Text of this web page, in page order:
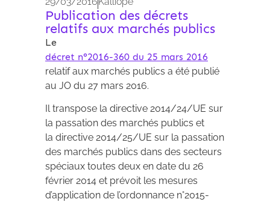
Publication des décrets
relatifs aux marchés publics
Le
décret n°2016-360 du 25 mars 2016
relatif aux marchés publics a été publié
au JO du 27 mars 2016.
Il transpose la directive 2014/24/UE sur
la passation des marchés publics et
la directive 2014/25/UE sur la passation
des marchés publics dans des secteurs
spéciaux toutes deux en date du 26
février 2014 et prévoit les mesures
d’application de l’ordonnance n°2015-